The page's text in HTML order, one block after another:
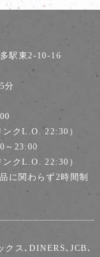
駅東2-10-16
分
クL.O. 22:30）
～23:00
クL.O. 22:30）
に関わらず2時間制
ス､DINERS､JCB､